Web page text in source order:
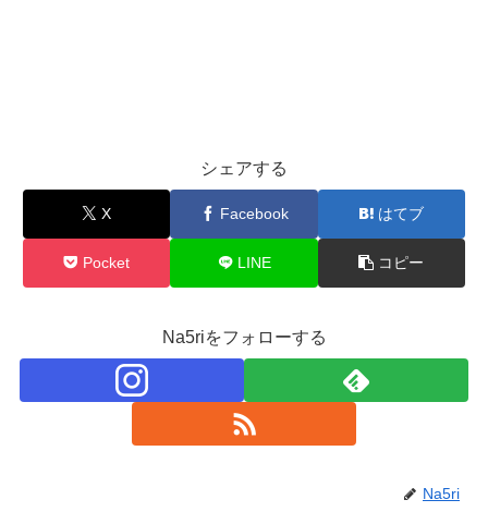
シェアする
X Facebook はてブ
Pocket LINE コピー
Na5riをフォローする
Na5ri